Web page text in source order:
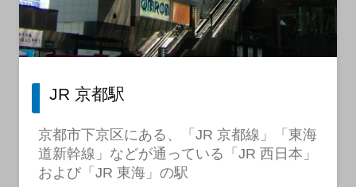
JR 京都駅
京都市下京区にある、「JR 京都線」「東海
道新幹線」などが通っている「JR 西日本」
および「JR 東海」の駅